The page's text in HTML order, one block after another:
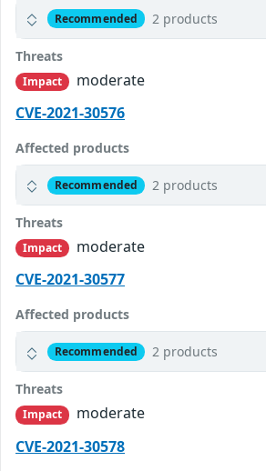
Recommended 2 products
Threats
Impact
moderate
CVE-2021-30576
Affected products
Recommended 2 products
Threats
Impact
moderate
CVE-2021-30577
Affected products
Recommended 2 products
Threats
Impact
moderate
CVE-2021-30578